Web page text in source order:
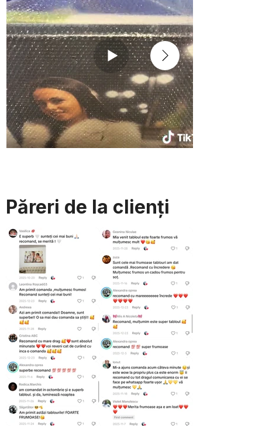
Păreri de la clienți